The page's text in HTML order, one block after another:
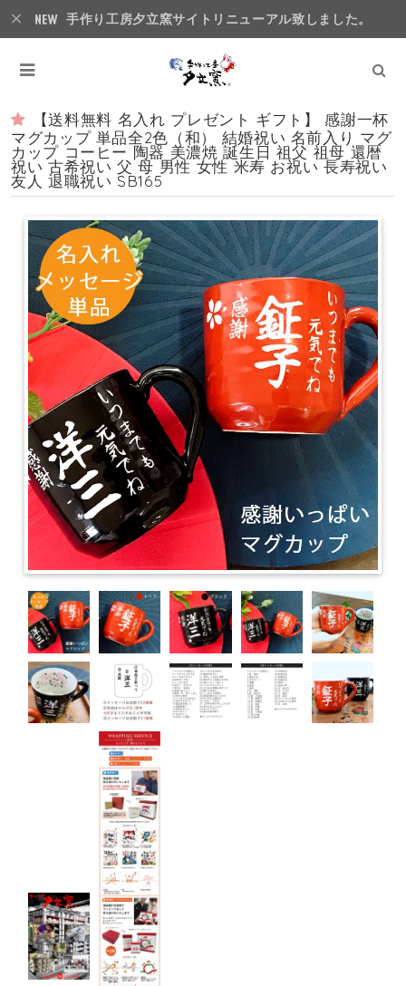
手作り工房夕立窯サイトリニューアル致しました。
【送料無料 名入れ プレゼント ギフト】 感謝一杯
マグカップ 単品全2色（和） 結婚祝い 名前入り マグ
カップ コーヒー 陶器 美濃焼 誕生日 祖父 祖母 還暦
祝い 古希祝い 父 母 男性 女性 米寿 お祝い 長寿祝い
友人 退職祝い SB165